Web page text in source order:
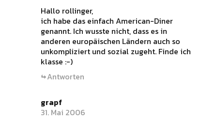
Hallo rollinger,
ich habe das einfach American-Diner
genannt. Ich wusste nicht, dass es in
anderen europäischen Ländern auch so
unkompliziert und sozial zugeht. Finde ich
klasse :-)
Antworten
grapf
31. Mai 2006